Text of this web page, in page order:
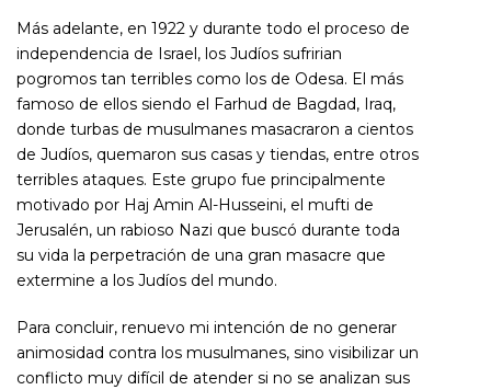
Más adelante, en 1922 y durante todo el proceso de
independencia de Israel, los Judíos sufririan
pogromos tan terribles como los de Odesa. El más
famoso de ellos siendo el Farhud de Bagdad, Iraq,
donde turbas de musulmanes masacraron a cientos
de Judíos, quemaron sus casas y tiendas, entre otros
terribles ataques. Este grupo fue principalmente
motivado por Haj Amin Al-Husseini, el mufti de
Jerusalén, un rabioso Nazi que buscó durante toda
su vida la perpetración de una gran masacre que
extermine a los Judíos del mundo.
Para concluir, renuevo mi intención de no generar
animosidad contra los musulmanes, sino visibilizar un
conflicto muy difícil de atender si no se analizan sus